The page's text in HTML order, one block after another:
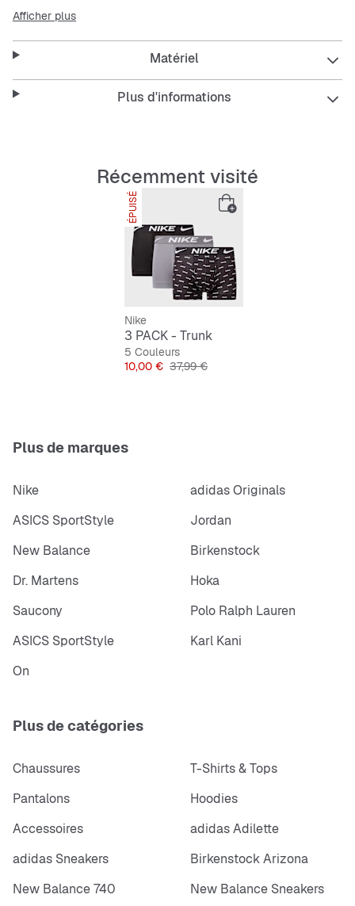
Parfait pour un style décontracté tout en restant à l'aise,
Composition : 92% polyester, 8% élasthanne
Extensible pour une liberté de mouvement
Confort léger et respirant
Afficher plus
Matériel
Plus d'informations
Récemment visité
ÉPUISÉ
Nike
3 PACK - Trunk
5 Couleurs
Prix
10,00 € Prix original
37,99 €
Plus de marques
Nike
adidas Originals
ASICS SportStyle
Jordan
New Balance
Birkenstock
Dr. Martens
Hoka
Saucony
Polo Ralph Lauren
ASICS SportStyle
Karl Kani
On
Plus de catégories
Chaussures
T-Shirts & Tops
Pantalons
Hoodies
Accessoires
adidas Adilette
adidas Sneakers
Birkenstock Arizona
New Balance 740
New Balance Sneakers